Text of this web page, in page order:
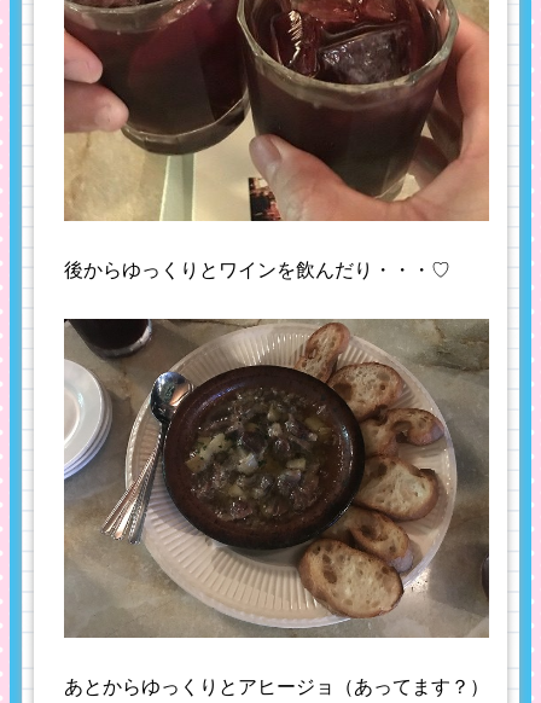
後からゆっくりとワインを飲んだり・・・♡
あとからゆっくりとアヒージョ（あってます？）